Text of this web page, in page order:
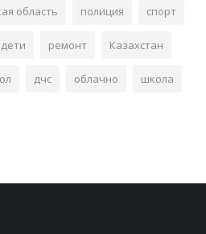
область полиция спорт
дети ремонт Казахстан
дчс облачно школа